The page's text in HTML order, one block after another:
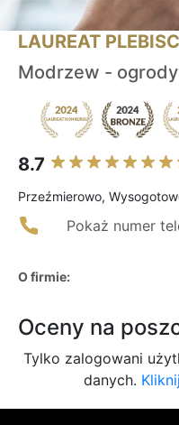
LAUREAT
Modrzew - ogrody
8.7
Przeźmierowo,
Pokaż numer
O firmie:
Oceny na
Tylko zalogowani
danych.